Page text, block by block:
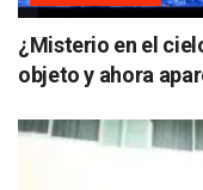
¿Misterio en el
objeto y ahora